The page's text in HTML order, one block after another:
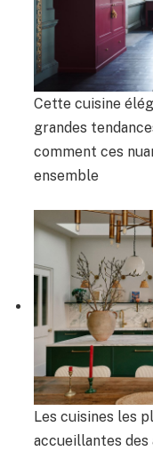
Cette cuisine
grandes
comment ces
ensemble
Les cuisines les
accueillantes des